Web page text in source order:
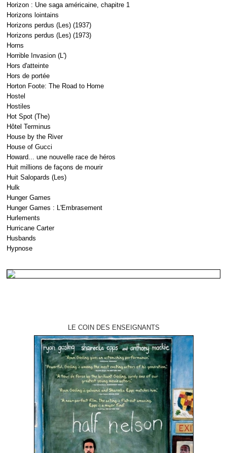
Horizon : Une saga américaine, chapitre 1
Horizons lointains
Horizons perdus (Les) (1937)
Horizons perdus (Les) (1973)
Horns
Horrible Invasion (L')
Hors d'atteinte
Hors de portée
Horton Foote: The Road to Home
Hostel
Hostiles
Hot Spot (The)
Hôtel Terminus
House by the River
House of Gucci
Howard... une nouvelle race de héros
Huit millions de façons de mourir
Huit Salopards (Les)
Hulk
Hunger Games
Hunger Games : L'Embrasement
Hurlements
Hurricane Carter
Husbands
Hypnose
LE COIN DES ENSEIGNANTS